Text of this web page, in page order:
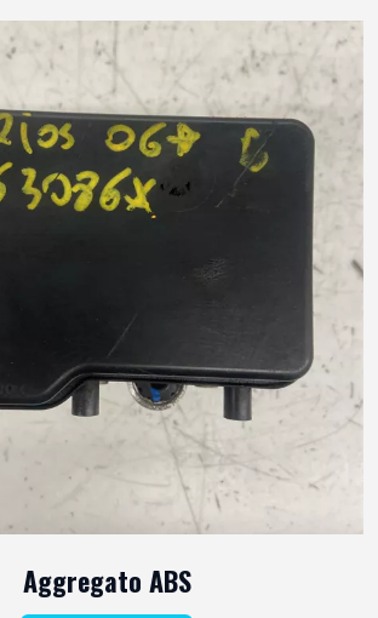
Aggregato ABS